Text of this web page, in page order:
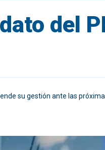
del
su gestión ante las